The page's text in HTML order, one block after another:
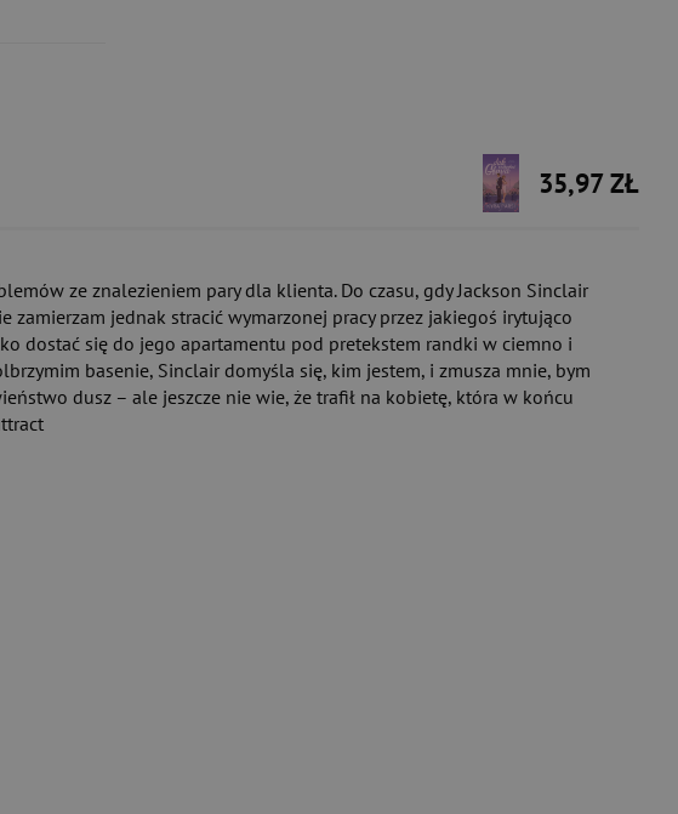
35,97 ZŁ
ze znalezieniem pary dla klienta. Do czasu, gdy Jackson Sinclair
zamierzam jednak stracić wymarzonej pracy przez jakiegoś irytująco
dostać się do jego apartamentu pod pretekstem randki w ciemno i
basenie, Sinclair domyśla się, kim jestem, i zmusza mnie, bym
dusz – ale jeszcze nie wie, że trafił na kobietę, która w końcu